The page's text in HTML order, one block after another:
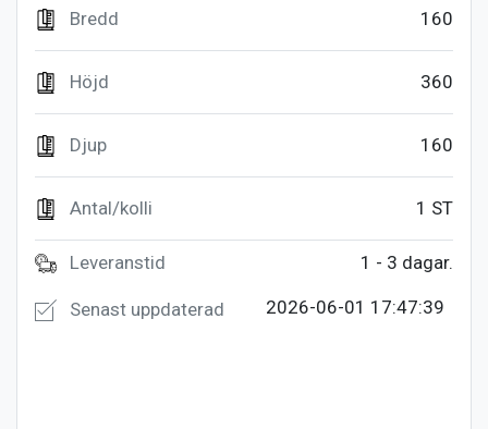
160
Bredd
360
Höjd
160
Djup
1 ST
Antal/kolli
1 - 3 dagar.
Leveranstid
2026-06-01 17:47:39
Senast uppdaterad